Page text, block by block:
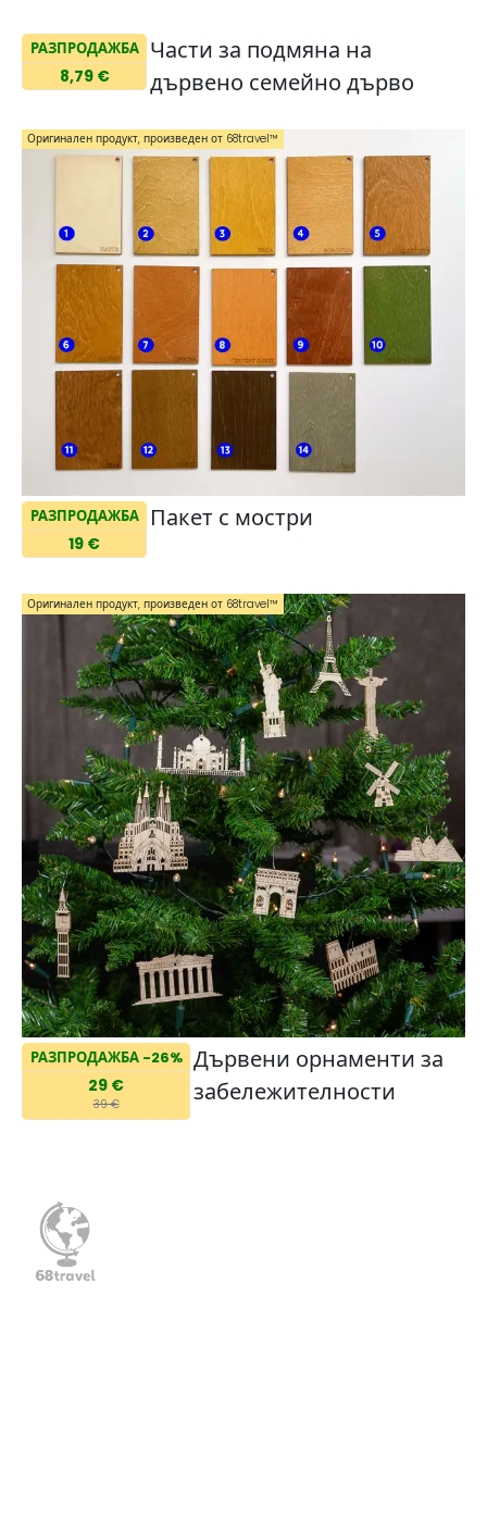
РАЗПРОДАЖБА
8,79 €
Части за подмяна на
дървено семейно дърво
РАЗПРОДАЖБА
19 €
Пакет с мостри
Оригинален продукт, произведен от 68travel™️
РАЗПРОДАЖБА -26%
29 €
39 €
Дървени орнаменти за
забележителности
Оригинален продукт, произведен от 68travel™️